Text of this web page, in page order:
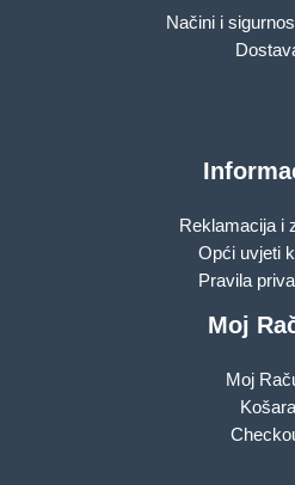
Načini i
Reklamacija i
Opći uvjeti
Pravila
Moj
Moj
Košara